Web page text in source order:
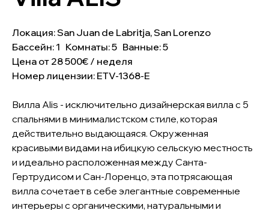
Локация: San Juan de Labritja, San Lorenzo
Бассейн: 1 Комнаты: 5 Ванные: 5
Цена от 28 500€ / неделя
Номер лицензии: ETV-1368-E
Вилла Alis - исключительно дизайнерская вилла с 5
спальнями в минималистском стиле, которая
действительно выдающаяся. Окруженная
красивыми видами на ибицкую сельскую местность
и идеально расположенная между Санта-
Гертрудисом и Сан-Лоренцо, эта потрясающая
вилла сочетает в себе элегантные современные
интерьеры с органическими, натуральными и